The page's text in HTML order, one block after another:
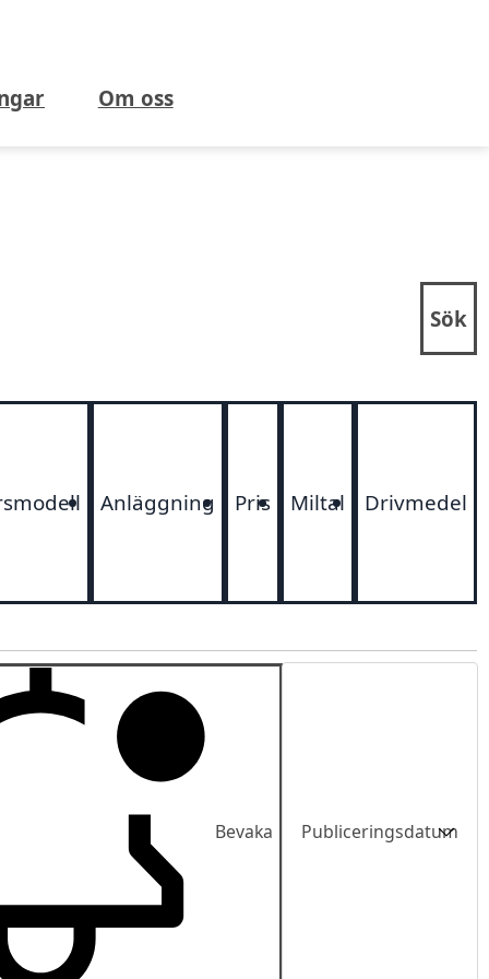
Om oss
Sök
Anläggning Pris Miltal Drivmedel
Bevaka Publiceringsdatum